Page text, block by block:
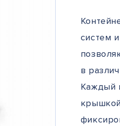
систем
в
Каждый